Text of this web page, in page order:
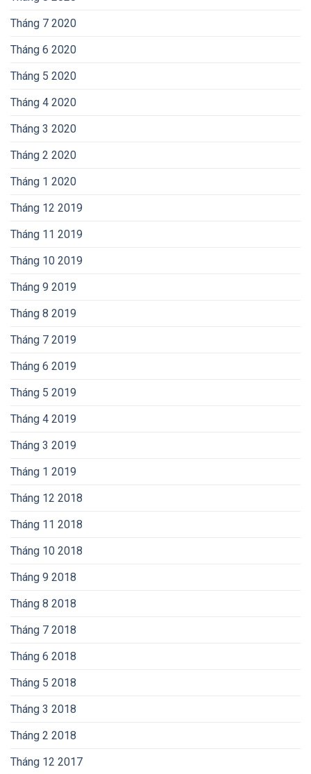
Tháng 7 2020
Tháng 6 2020
Tháng 5 2020
Tháng 4 2020
Tháng 3 2020
Tháng 2 2020
Tháng 1 2020
Tháng 12 2019
Tháng 11 2019
Tháng 10 2019
Tháng 9 2019
Tháng 8 2019
Tháng 7 2019
Tháng 6 2019
Tháng 5 2019
Tháng 4 2019
Tháng 3 2019
Tháng 1 2019
Tháng 12 2018
Tháng 11 2018
Tháng 10 2018
Tháng 9 2018
Tháng 8 2018
Tháng 7 2018
Tháng 6 2018
Tháng 5 2018
Tháng 3 2018
Tháng 2 2018
Tháng 12 2017